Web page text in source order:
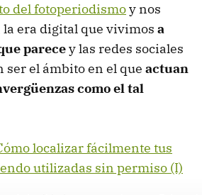
del fotoperiodismoy nos
la era digital que vivimos a
parecey las redes sociales
ser el ámbito en el que actuan
como el tal
localizar fácilmente tus
utilizadas sin permiso (I)